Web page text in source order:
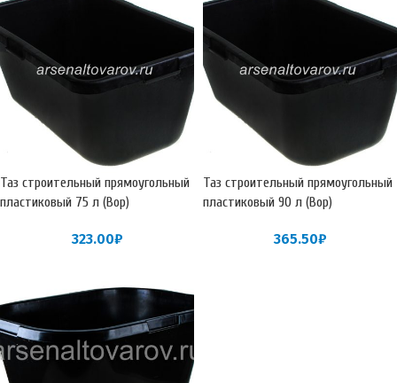
Таз строительный прямоугольный
пластиковый 75 л (Вор)
323.00₽
Таз строительный прямоугольный
пластиковый 90 л (Вор)
365.50₽